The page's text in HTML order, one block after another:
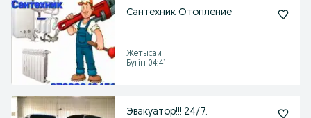
Сантехник Отопление
Жетысай
Бүгін 04:41
Эвакуатор!!! 24/7.